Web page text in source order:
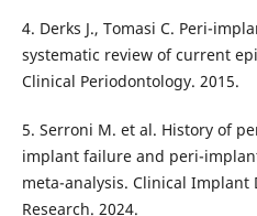
4. Derks J., Tomasi C. Peri-
systematic review of current
Clinical Periodontology. 2015.
5. Serroni M. et al. History of
implant failure and peri-
meta-analysis. Clinical Implant
Research. 2024.